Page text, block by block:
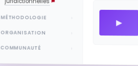
MÉTHODOLOGIE
ORGANISATION
COMMUNAUTÉ